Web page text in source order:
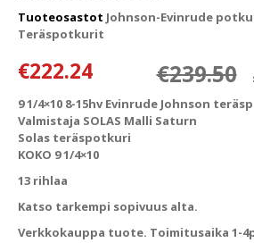
Tuoteosastot Johnson-Evinrude
Teräspotkurit
€239.50
€222.24
9 1/4×10 8-15hv Evinrude Johnson
Valmistaja SOLAS Malli Saturn
Solas teräspotkuri
KOKO 9 1/4×10
13 rihlaa
Katso tarkempi sopivuus alta.
Verkkokauppa tuote. Toimitusaika 1-